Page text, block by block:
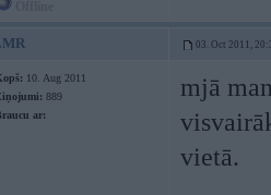
03. Oct 2011,
10. Aug 2011
889
ar:
mjā
vietā.